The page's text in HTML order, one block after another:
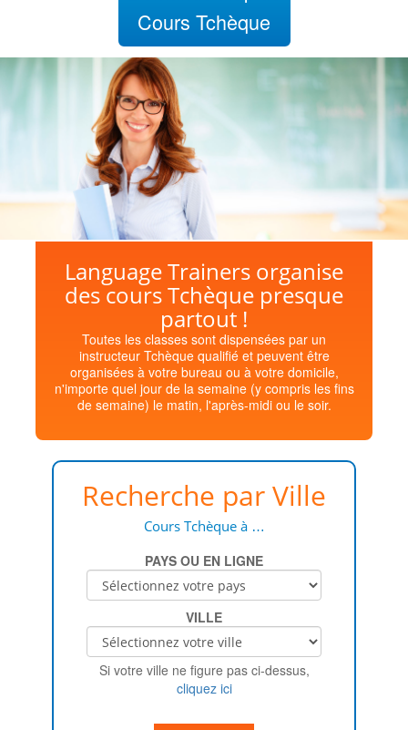
Cours Tchèque
Language Trainers organise
des cours Tchèque presque
partout !
Toutes les classes sont dispensées par un
instructeur Tchèque qualifié et peuvent être
organisées à votre bureau ou à votre domicile,
n'importe quel jour de la semaine (y compris les fins
de semaine) le matin, l'après-midi ou le soir.
Recherche par Ville
Cours Tchèque à …
PAYS OU EN LIGNE
VILLE
Si votre ville ne figure pas ci-dessus,
cliquez ici